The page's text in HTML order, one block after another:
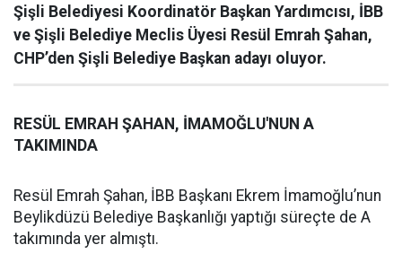
Şişli Belediyesi Koordinatör Başkan Yardımcısı, İBB
ve Şişli Belediye Meclis Üyesi Resül Emrah Şahan,
CHP’den Şişli Belediye Başkan adayı oluyor.
RESÜL EMRAH ŞAHAN, İMAMOĞLU'NUN A
TAKIMINDA
Resül Emrah Şahan, İBB Başkanı Ekrem İmamoğlu’nun
Beylikdüzü Belediye Başkanlığı yaptığı süreçte de A
takımında yer almıştı.